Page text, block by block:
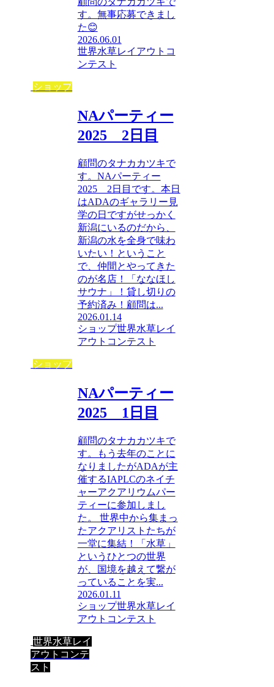
す。無事応募できまし
た😊
2026.06.01
世界水草レイアウトコ
ンテスト
ショップ
NAパーティー
2025 2日目
顧問のタナカカツキで
す。NAパーティー
2025 2日目です。本日
はADAのギャラリー見
学の日ですがせっかく
新潟にいるのだから、
新潟の水を全身で味わ
いたい！ということ
で、仲間とやってきた
のが名店！「ななほし
サウナ」！貸し切りの
予約済み！顧問は...
2026.01.14
ショップ世界水草レイ
アウトコンテスト
ショップ
NAパーティー
2025 1日目
顧問のタナカカツキで
す。もう去年のことに
なりましたがADAが主
催するIAPLCのネイチ
ャーアクアリウムパー
ティーに参加しまし
た。 世界中から集まっ
たアクアリストたちが
一堂に集結！「水草」
というひとつの世界
が、国境を越えて繋が
っていることを実...
2026.01.11
ショップ世界水草レイ
アウトコンテスト
世界水草レイ
アウトコンテ
スト